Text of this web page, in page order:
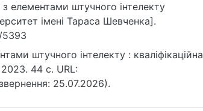
з елементами штучного інтелекту
імені Тараса Шевченка].
5393
штучного інтелекту : кваліфікаційна
2023. 44 с. URL:
25.07.2026).